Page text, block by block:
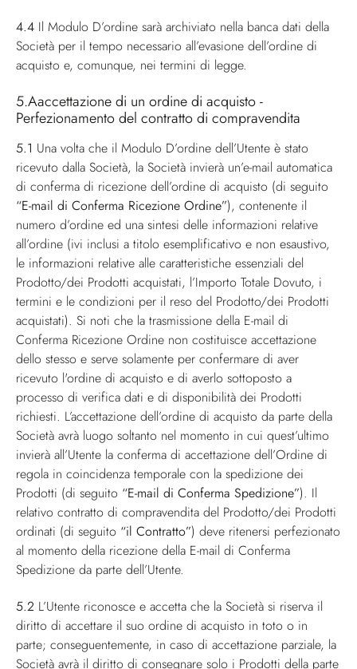
4.4 Il Modulo D’ordine sarà archiviato nella banca dati della
Società per il tempo necessario all’evasione dell’ordine di
acquisto e, comunque, nei termini di legge.
5.Aaccettazione di un ordine di acquisto -
Perfezionamento del contratto di compravendita
5.1 Una volta che il Modulo D’ordine dell’Utente è stato
ricevuto dalla Società, la Società invierà un’e-mail automatica
di conferma di ricezione dell’ordine di acquisto (di seguito
“E-mail di Conferma Ricezione Ordine”), contenente il
numero d’ordine ed una sintesi delle informazioni relative
all’ordine (ivi inclusi a titolo esemplificativo e non esaustivo,
le informazioni relative alle caratteristiche essenziali del
Prodotto/dei Prodotti acquistati, l’Importo Totale Dovuto, i
termini e le condizioni per il reso del Prodotto/dei Prodotti
acquistati). Si noti che la trasmissione della E-mail di
Conferma Ricezione Ordine non costituisce accettazione
dello stesso e serve solamente per confermare di aver
ricevuto l'ordine di acquisto e di averlo sottoposto a
processo di verifica dati e di disponibilità dei Prodotti
richiesti. L’accettazione dell’ordine di acquisto da parte della
Società avrà luogo soltanto nel momento in cui quest’ultimo
invierà all’Utente la conferma di accettazione dell’Ordine di
regola in coincidenza temporale con la spedizione dei
Prodotti (di seguito “E-mail di Conferma Spedizione”). Il
relativo contratto di compravendita del Prodotto/dei Prodotti
ordinati (di seguito “il Contratto”) deve ritenersi perfezionato
al momento della ricezione della E-mail di Conferma
Spedizione da parte dell’Utente.
5.2 L’Utente riconosce e accetta che la Società si riserva il
diritto di accettare il suo ordine di acquisto in toto o in
parte; conseguentemente, in caso di accettazione parziale, la
Società avrà il diritto di consegnare solo i Prodotti della parte